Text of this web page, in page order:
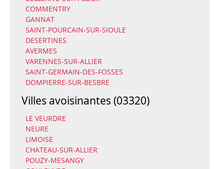
COMMENTRY
GANNAT
SAINT-POURCAIN-SUR-SIOULE
DESERTINES
AVERMES
VARENNES-SUR-ALLIER
SAINT-GERMAIN-DES-FOSSES
DOMPIERRE-SUR-BESBRE
Villes avoisinantes (03320)
LE VEURDRE
NEURE
LIMOISE
CHATEAU-SUR-ALLIER
POUZY-MESANGY